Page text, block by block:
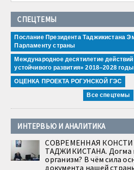
СПЕЦТЕМЫ
Послание Президента Таджикистана
Парламенту страны
Международное десятилетие
устойчивого развития» 2018–2028 годы
ОЦЕНКА ПРОЕКТА РОГУНСКОЙ ГЭС
Все спецтемы
ИНТЕРВЬЮ И АНАЛИТИКА
СОВРЕМЕННАЯ
ТАДЖИКИСТАНА. Догма
организм? В чём сила
документа нашей